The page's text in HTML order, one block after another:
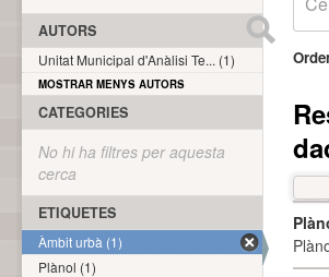
AUTORS
Unitat Municipal d'Anàlisi Te... (1)
MOSTRAR MENYS AUTORS
CATEGORIES
No hi ha filtres per aquesta
cerca
ETIQUETES
Àmbit urbà (1)
Plànol (1)